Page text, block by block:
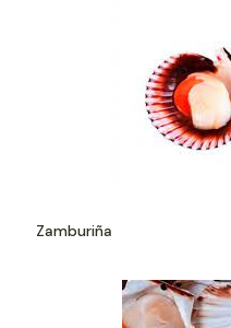
Zamburiña